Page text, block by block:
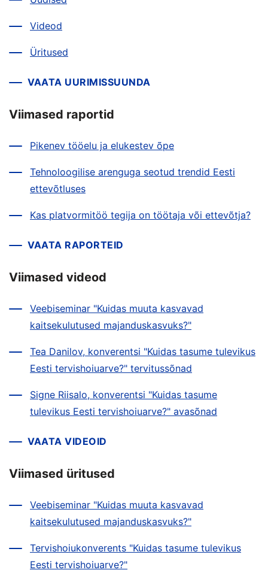
Videod
Üritused
VAATA UURIMISSUUNDA
Viimased raportid
Pikenev tööelu ja elukestev õpe
Tehnoloogilise arenguga seotud trendid Eesti
ettevõtluses
Kas platvormitöö tegija on töötaja või ettevõtja?
VAATA RAPORTEID
Viimased videod
Veebiseminar "Kuidas muuta kasvavad
kaitsekulutused majanduskasvuks?"
Tea Danilov, konverentsi "Kuidas tasume tulevikus
Eesti tervishoiuarve?" tervitussõnad
Signe Riisalo, konverentsi "Kuidas tasume
tulevikus Eesti tervishoiuarve?" avasõnad
VAATA VIDEOID
Viimased üritused
Veebiseminar "Kuidas muuta kasvavad
kaitsekulutused majanduskasvuks?"
Tervishoiukonverents "Kuidas tasume tulevikus
Eesti tervishoiuarve?"